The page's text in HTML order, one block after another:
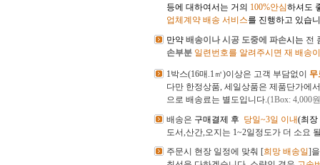
등에 대하여서는 거의 100%안심하셔도
업체계약 배송 서비스를 진행하고 있습
만약 배송이나 시공 도중에 파손시는 전
손부분 일련번호를 알려주시면 재 배송
1박스(16매.1㎡)이상은 고객 부담없이 무
다만 한정상품, 세일상품은 제품단가에
으로 배송료는 별도입니다.(1Box: 4,000
배송은 구매결제 후 당일~3일 이내(최장
도서,산간,오지는 1~2일정도가 더 소요
주문시 현장 일정에 맞춰 [희망 배송일]